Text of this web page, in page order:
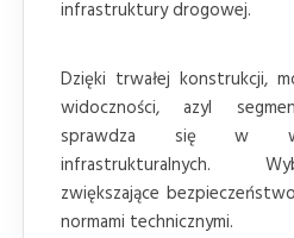
infrastruktury drogowej.
Dzięki trwałej konstrukcji,
widoczności, azyl
sprawdza się w
infrastrukturalnych.
zwiększające
normami technicznymi.